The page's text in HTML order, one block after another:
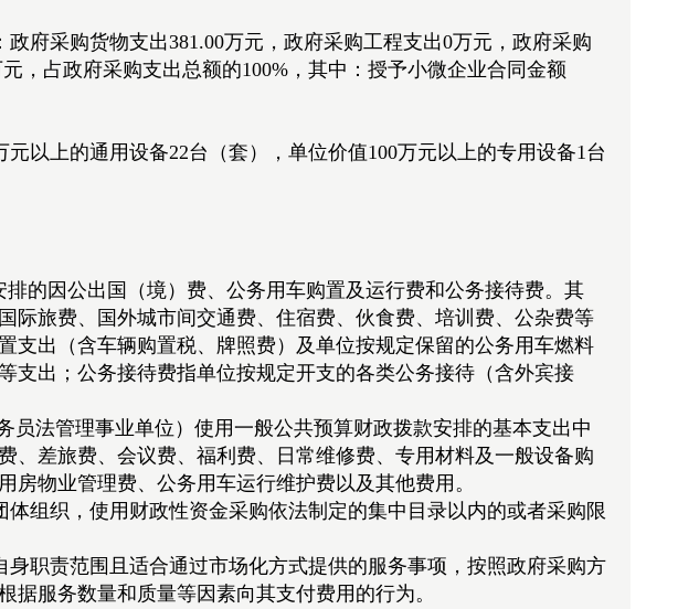
府采购货物支出381.00万元，政府采购工程支出0万元，政府采购
，占政府采购支出总额的100%，其中：授予小微企业合同金额
元以上的通用设备22台（套），单位价值100万元以上的专用设备1台
的因公出国（境）费、公务用车购置及运行费和公务接待费。其
际旅费、国外城市间交通费、住宿费、伙食费、培训费、公杂费等
支出（含车辆购置税、牌照费）及单位按规定保留的公务用车燃料
支出；公务接待费指单位按规定开支的各类公务接待（含外宾接
员法管理事业单位）使用一般公共预算财政拨款安排的基本支出中
、差旅费、会议费、福利费、日常维修费、专用材料及一般设备购
物业管理费、公务用车运行维护费以及其他费用。
组织，使用财政性资金采购依法制定的集中目录以内的或者采购限
职责范围且适合通过市场化方式提供的服务事项，按照政府采购方
服务数量和质量等因素向其支付费用的行为。